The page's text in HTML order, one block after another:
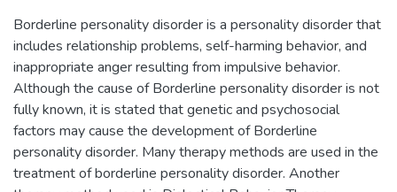
Borderline personality disorder is a personality disorder that
includes relationship problems, self-harming behavior, and
inappropriate anger resulting from impulsive behavior.
Although the cause of Borderline personality disorder is not
fully known, it is stated that genetic and psychosocial
factors may cause the development of Borderline
personality disorder. Many therapy methods are used in the
treatment of borderline personality disorder. Another